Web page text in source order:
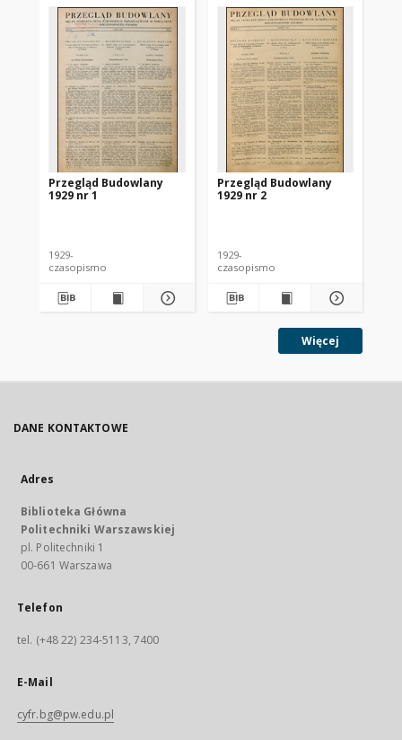
Przegląd Budowlany
1929 nr 1
1929-
czasopismo
Przegląd Budowlany
1929 nr 2
1929-
czasopismo
Więcej
DANE KONTAKTOWE
Adres
Biblioteka Główna
Politechniki Warszawskiej
pl. Politechniki 1
00-661 Warszawa
Telefon
tel. (+48 22) 234-5113, 7400
E-Mail
cyfr.bg@pw.edu.pl